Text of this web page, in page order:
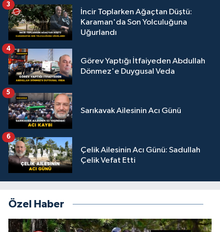
İncir Toplarken Ağaçtan Düştü:
Karaman'da Son Yolculuğuna
Uğurlandı
3
Görev Yaptığı İtfaiyeden Abdullah
Dönmez'e Duygusal Veda
4
Sarıkavak Ailesinin Acı Günü
5
Çelik Ailesinin Acı Günü: Sadullah
Çelik Vefat Etti
6
Özel Haber